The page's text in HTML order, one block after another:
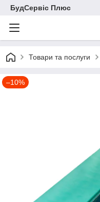
БудСервіс Плюс
Товари та послуги
–10%